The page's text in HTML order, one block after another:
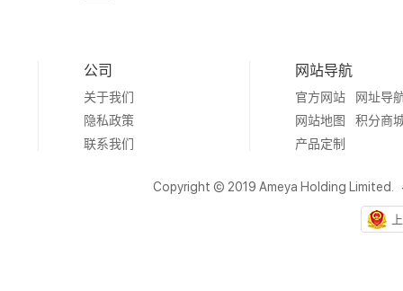
公司
关于我们
隐私政策
联系我们
网站导航
官方网站
网址导
网站地图
积分商
产品定制
Copyright © 2019 Ameya Holding Limited.